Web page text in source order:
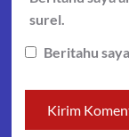
surel.
Beritahu